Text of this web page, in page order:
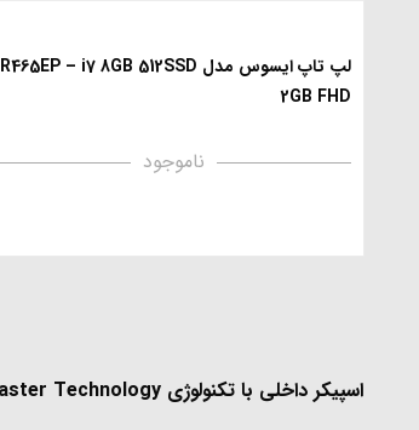
لپ تاپ ایسوس مدل R465EP – i7 8GB 512SSD
2GB FHD
ناموجود
اسپیکر داخلی با تکنولوژی ASUS SonicMaster Technology